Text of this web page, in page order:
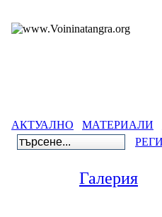
АКТУАЛНО МАТЕРИАЛИ
Галерия